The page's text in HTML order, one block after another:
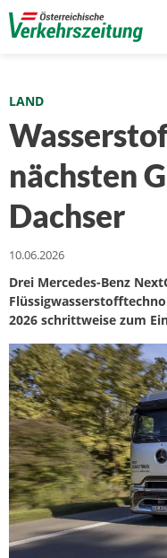
LAND
nächsten
Dachser
10.06.2026
Drei Mercedes-Benz
2026 schrittweise zum